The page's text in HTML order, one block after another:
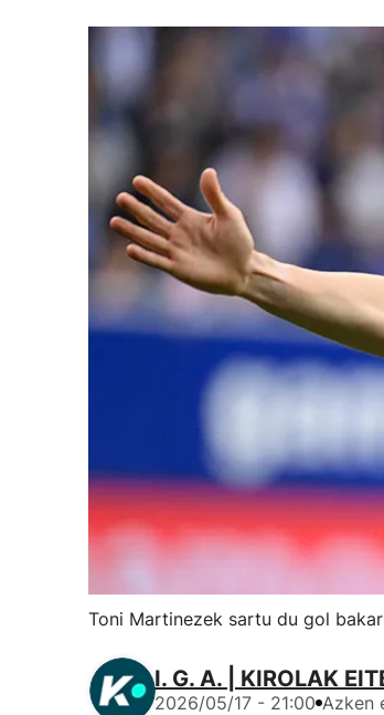
Toni Martinezek sartu du gol
I. G. A. | KIROLAK
2026/05/17 - 21:00 Azken